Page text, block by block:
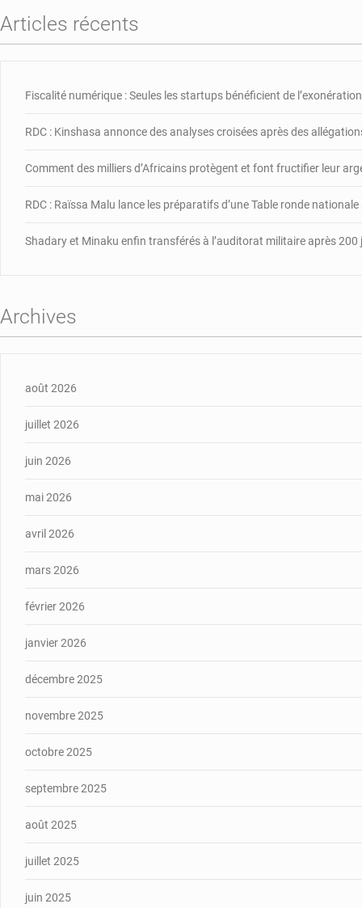
Articles récents
Fiscalité numérique : Seules les startups bénéficient de
RDC : Kinshasa annonce des analyses croisées après des
Comment des milliers d’Africains protègent et font fructifier leur
RDC : Raïssa Malu lance les préparatifs d’une Table ronde
Shadary et Minaku enfin transférés à l’auditorat militaire après 200
Archives
août 2026
juillet 2026
juin 2026
mai 2026
avril 2026
mars 2026
février 2026
janvier 2026
décembre 2025
novembre 2025
octobre 2025
septembre 2025
août 2025
juillet 2025
juin 2025